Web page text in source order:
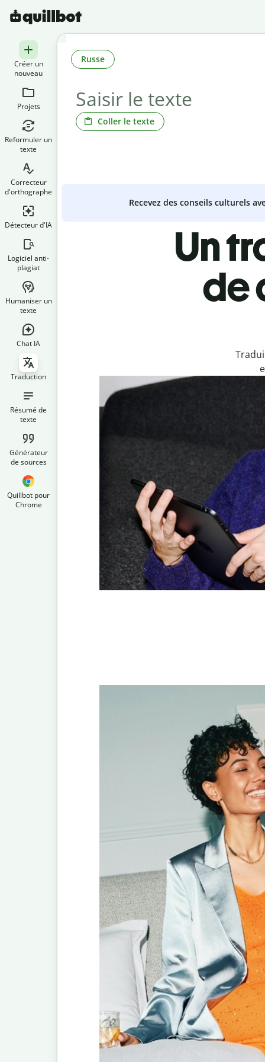
Créer un
nouveau
Projets
Reformuler un
texte
Correcteur
d'orthographe
Détecteur d'IA
Logiciel anti-
plagiat
Humaniser un
texte
Chat IA
Traduction
Résumé de
texte
Générateur
de sources
Quillbot pour
Chrome
Coller le texte
Russe
Recevez des conseils culturels
Un
de